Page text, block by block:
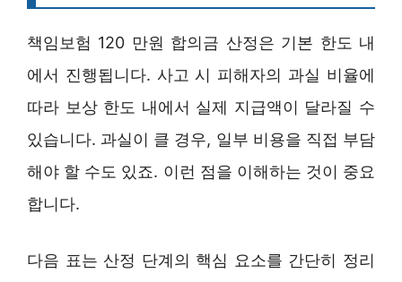
책임보험 120 만원 합의금 산정은 기본 한도 내
에서 진행됩니다. 사고 시 피해자의 과실 비율에
따라 보상 한도 내에서 실제 지급액이 달라질 수
있습니다. 과실이 클 경우, 일부 비용을 직접 부담
해야 할 수도 있죠. 이런 점을 이해하는 것이 중요
합니다.
다음 표는 산정 단계의 핵심 요소를 간단히 정리